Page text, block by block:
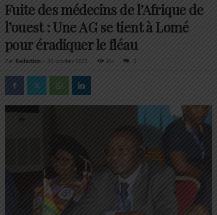
Fuite des médecins de l’Afrique de
l’ouest : Une AG se tient à Lomé
pour éradiquer le fléau
Par Redaction - 30 octobre 2023 134 0